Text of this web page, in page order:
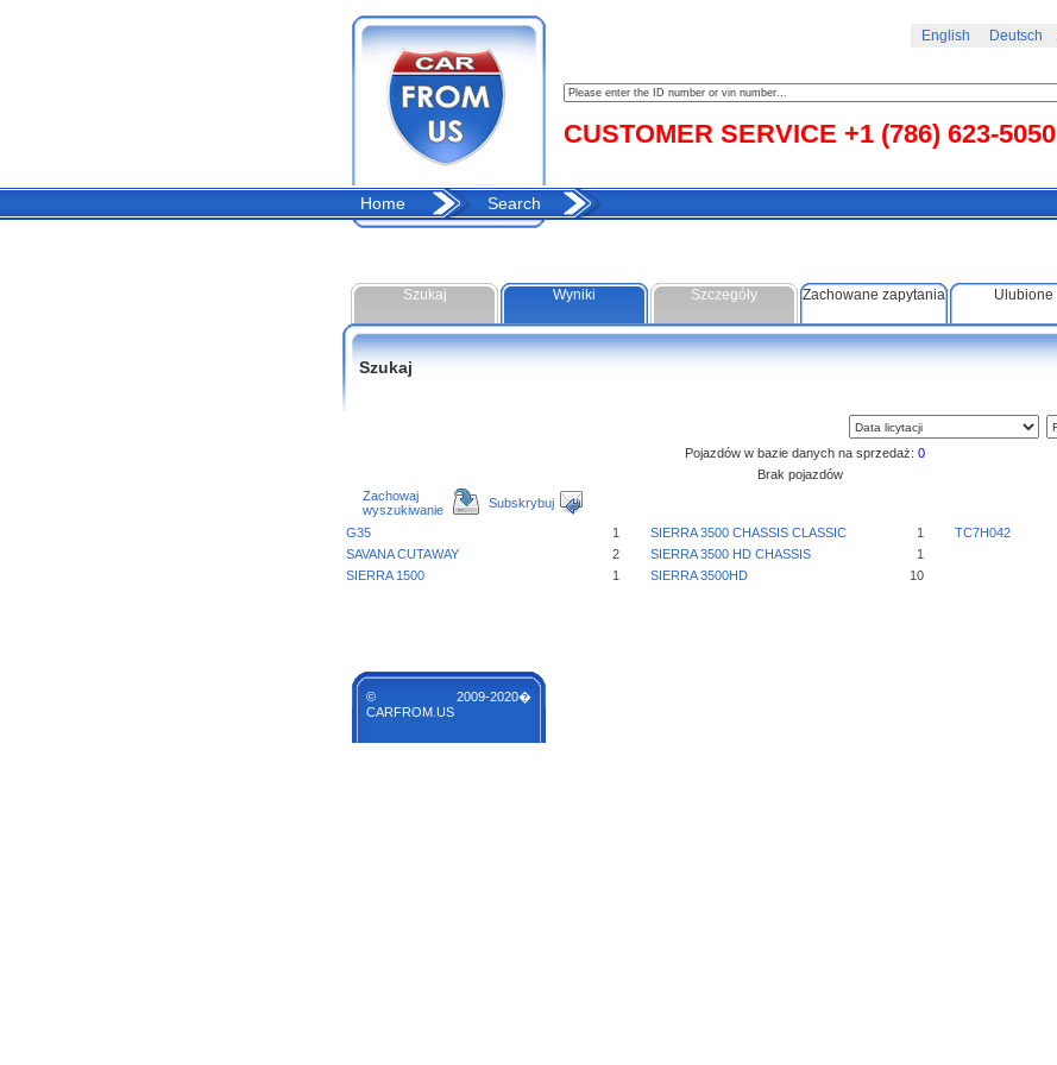
English Deutsch
CUSTOMER SERVICE +1 (786) 623-5050
Home Search
Szukaj Wyniki Szczegóły Zachowane zapytania Ulubione
Szukaj
Pojazdów w bazie danych na sprzedaż: 0
Brak pojazdów
Zachowaj
wyszukiwanie
Subskrybuj
G35 1 SIERRA 3500 CHASSIS CLASSIC 1 TC7H042
SAVANA CUTAWAY
2 SIERRA 3500 HD CHASSIS
1
SIERRA 1500
1 SIERRA 3500HD 10
© 2009-2020�
CARFROM.US